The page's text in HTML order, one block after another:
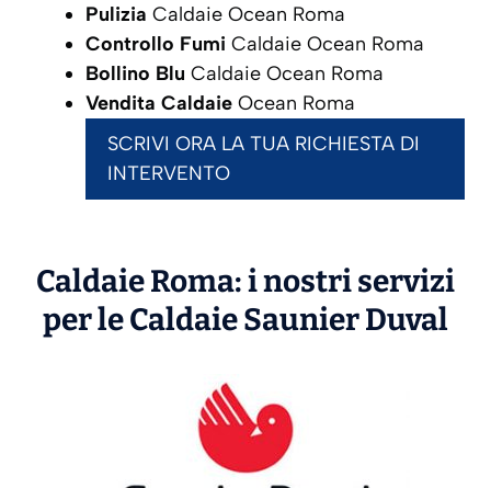
Pulizia Caldaie Ocean Roma
Controllo Fumi Caldaie Ocean Roma
Bollino Blu Caldaie Ocean Roma
Vendita Caldaie Ocean Roma
SCRIVI ORA LA TUA RICHIESTA DI
INTERVENTO
Caldaie Roma: i nostri servizi
per le CaldaieSaunier Duval